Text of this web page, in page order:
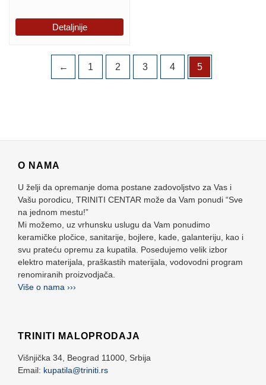
Detaljnije
← 1 2 3 4 5
O NAMA
U želji da opremanje doma postane zadovoljstvo za Vas i
Vašu porodicu, TRINITI CENTAR može da Vam ponudi “Sve
na jednom mestu!”
Mi možemo, uz vrhunsku uslugu da Vam ponudimo
keramičke pločice, sanitarije, bojlere, kade, galanteriju, kao i
svu prateću opremu za kupatila. Posedujemo velik izbor
elektro materijala, praškastih materijala, vodovodni program
renomiranih proizvodjača.
Više o nama ›››
TRINITI MALOPRODAJA
Višnjička 34, Beograd 11000, Srbija
Email: kupatila@triniti.rs